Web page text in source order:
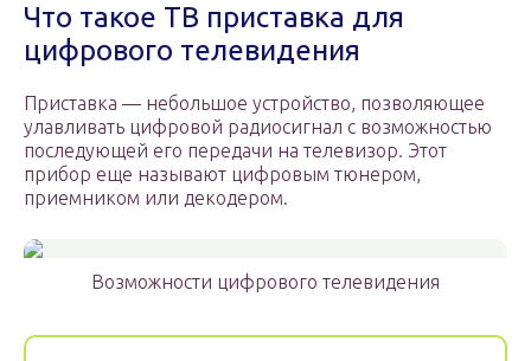
Что такое ТВ приставка для
цифрового телевидения
Приставка — небольшое устройство, позволяющее
улавливать цифровой радиосигнал с возможностью
последующей его передачи на телевизор. Этот
прибор еще называют цифровым тюнером,
приемником или декодером.
Возможности цифрового телевидения